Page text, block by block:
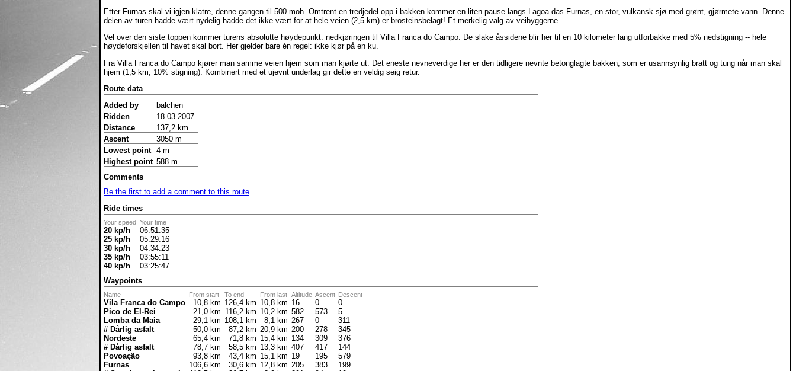
Etter Furnas skal vi igjen klatre, denne gangen til 500 moh. Omtrent en tredjedel opp i bakken kommer en liten pause langs Lagoa das Furnas, en stor, vulkansk sjø med grønt, gjørmete vann. Denne
delen av turen hadde vært nydelig hadde det ikke vært for at hele veien (2,5 km) er brosteinsbelagt! Et merkelig valg av veibyggerne.
Vel over den siste toppen kommer turens absolutte høydepunkt: nedkjøringen til Villa Franca do Campo. De slake åssidene blir her til en 10 kilometer lang utforbakke med 5% nedstigning -- hele
høydeforskjellen til havet skal bort. Her gjelder bare én regel: ikke kjør på en ku.
Fra Villa Franca do Campo kjører man samme veien hjem som man kjørte ut. Det eneste nevneverdige her er den tidligere nevnte betonglagte bakken, som er usannsynlig bratt og tung når man skal
hjem (1,5 km, 10% stigning). Kombinert med et ujevnt underlag gir dette en veldig seig retur.
Route data
Added by
balchen
Ridden
18.03.2007
Distance
137,2 km
Ascent
3050 m
Lowest point 4 m
Highest point 588 m
Comments
Be the first to add a comment to this route
Ride times
Your speed Your time
20 kp/h
06:51:35
25 kp/h
05:29:16
30 kp/h
04:34:23
35 kp/h
03:55:11
40 kp/h
03:25:47
Waypoints
Name From start To end From last Altitude Ascent Descent
Vila Franca do Campo 10,8 km 126,4 km 10,8 km 16 0
0
Pico de El-Rei
21,0 km 116,2 km 10,2 km 582 573
5
Lomba da Maia
29,1 km 108,1 km 8,1 km 267 0
311
# Dårlig asfalt
50,0 km 87,2 km 20,9 km 200 278
345
Nordeste
65,4 km 71,8 km 15,4 km 134 309
376
# Dårlig asfalt
78,7 km 58,5 km 13,3 km 407 417
144
Povoação
93,8 km 43,4 km 15,1 km 19 195
579
Furnas
106,6 km 30,6 km 12,8 km 205 383
199